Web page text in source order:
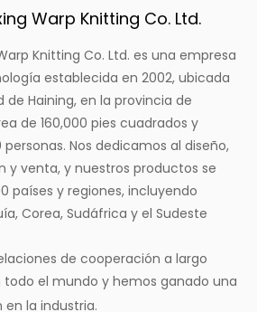
Warp Knitting Co. Ltd.
Knitting Co. Ltd. es una empresa
establecida en 2002, ubicada
Haining, en la provincia de
de 160,000 pies cuadrados y
Nos dedicamos al diseño,
y venta, y nuestros productos se
países y regiones, incluyendo
Corea, Sudáfrica y el Sudeste
de cooperación a largo
el mundo y hemos ganado una
la industria.